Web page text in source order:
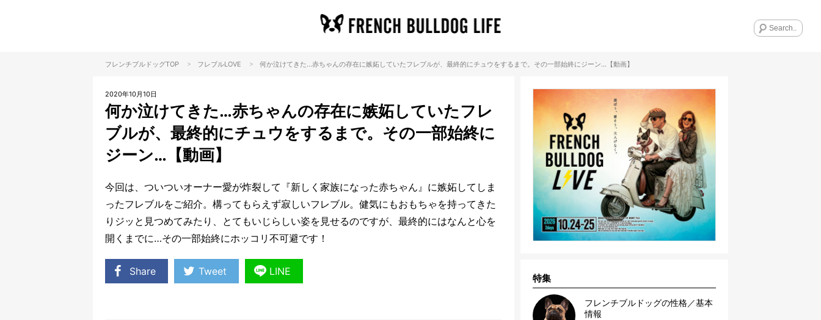
フレンチブルドッグTOP > フレブルLOVE > 何か泣けてきた…赤ちゃんの存在に嫉妬していたフレブルが、最終的にチュウをするまで。その一部始終にジーン…【動画】
2020年10月10日
何か泣けてきた…赤ちゃんの存在に嫉妬していたフレ
ブルが、最終的にチュウをするまで。その一部始終に
ジーン…【動画】
今回は、ついついオーナー愛が炸裂して『新しく家族になった赤ちゃん』に嫉妬してしま
ったフレブルをご紹介。構ってもらえず寂しいフレブル。健気にもおもちゃを持ってきた
りジッと見つめてみたり、とてもいじらしい姿を見せるのですが、最終的にはなんと心を
開くまでに…その一部始終にホッコリ不可避です！
Share Tweet LINE
特集
フレンチブルドッグの性格／基本
情報